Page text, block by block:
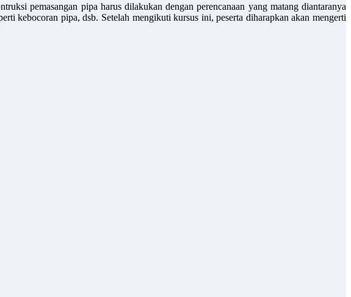
pemasangan pipa harus dilakukan dengan perencanaan yang matang diantaranya
kebocoran pipa, dsb. Setelah mengikuti kursus ini, peserta diharapkan akan mengerti